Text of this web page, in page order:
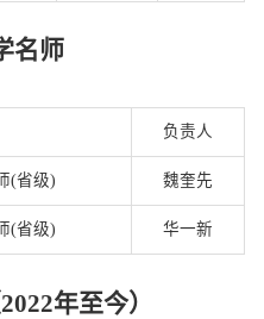
名师
负责人
(省级) 魏奎先
(省级) 华一新
年至今）